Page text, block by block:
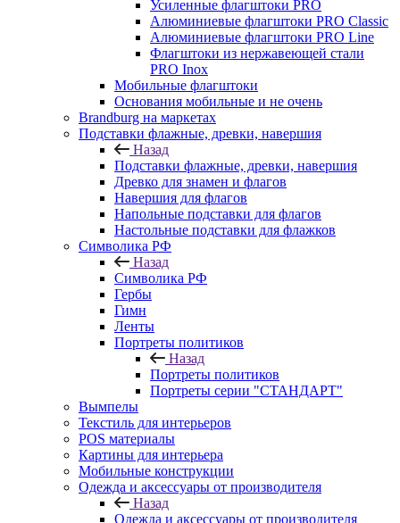
Усиленные флагштоки PRO
Алюминиевые флагштоки PRO Classic
Алюминиевые флагштоки PRO Line
Флагштоки из нержавеющей стали
PRO Inox
Мобильные флагштоки
Основания мобильные и не очень
Brandburg на маркетах
Подставки флажные, древки, навершия
Назад
Подставки флажные, древки, навершия
Древко для знамен и флагов
Навершия для флагов
Напольные подставки для флагов
Настольные подставки для флажков
Символика РФ
Назад
Символика РФ
Гербы
Гимн
Ленты
Портреты политиков
Назад
Портреты политиков
Портреты серии "СТАНДАРТ"
Вымпелы
Текстиль для интерьеров
POS материалы
Картины для интерьера
Мобильные конструкции
Одежда и аксессуары от производителя
Назад
Одежда и аксессуары от производителя